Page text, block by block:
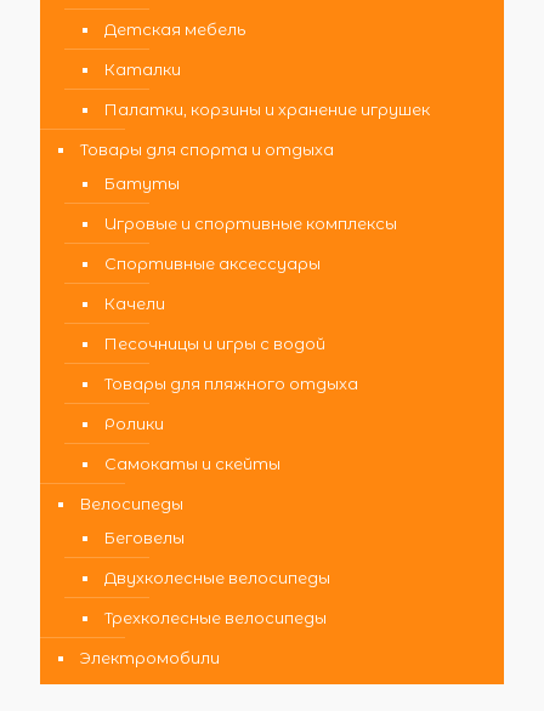
Детская мебель
Каталки
Палатки, корзины и хранение игрушек
Товары для спорта и отдыха
Батуты
Игровые и спортивные комплексы
Спортивные аксессуары
Качели
Песочницы и игры с водой
Товары для пляжного отдыха
Ролики
Самокаты и скейты
Велосипеды
Беговелы
Двухколесные велосипеды
Трехколесные велосипеды
Электромобили